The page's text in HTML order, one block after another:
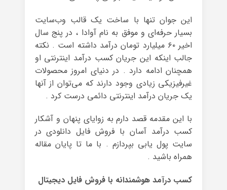
این جوان تنها با ساخت یک قالب وب‌سایت
بسیار حرفه‌ای و موفق به نام آوادا ، در پنج سال
اخیر ۶۰ میلیارد تومان درآمد داشته است . نکته
جالب اینکه این جریان کسب درآمد اینترنتی او
همچنان ادامه دارد . در دنیای امروز محصولات
غیرفیزیکی زیادی وجود دارند که می‌توان از آنها
یک جریان درآمد اینترنتی دائمی درست کرد .
با این مقدمه قصد دارم به زوایای پنهان و آشکار
کسب درآمد آسان با فروش فایل دانلودی در
سایت پول یابی بپردازم . با ما تا پایان مقاله
همراه باشید .
کسب درآمد هوشمندانه با فروش فایل دیجیتال